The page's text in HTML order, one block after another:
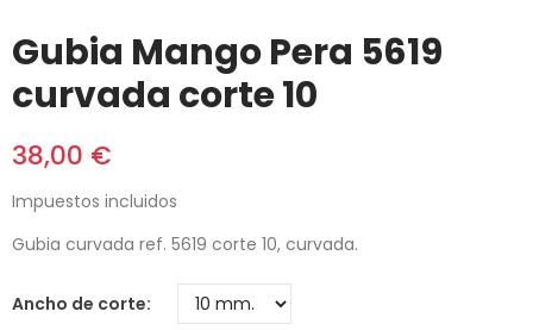
Gubia Mango Pera 5619
curvada corte 10
38,00 €
Impuestos incluidos
Gubia curvada ref. 5619 corte 10, curvada.
Ancho de corte